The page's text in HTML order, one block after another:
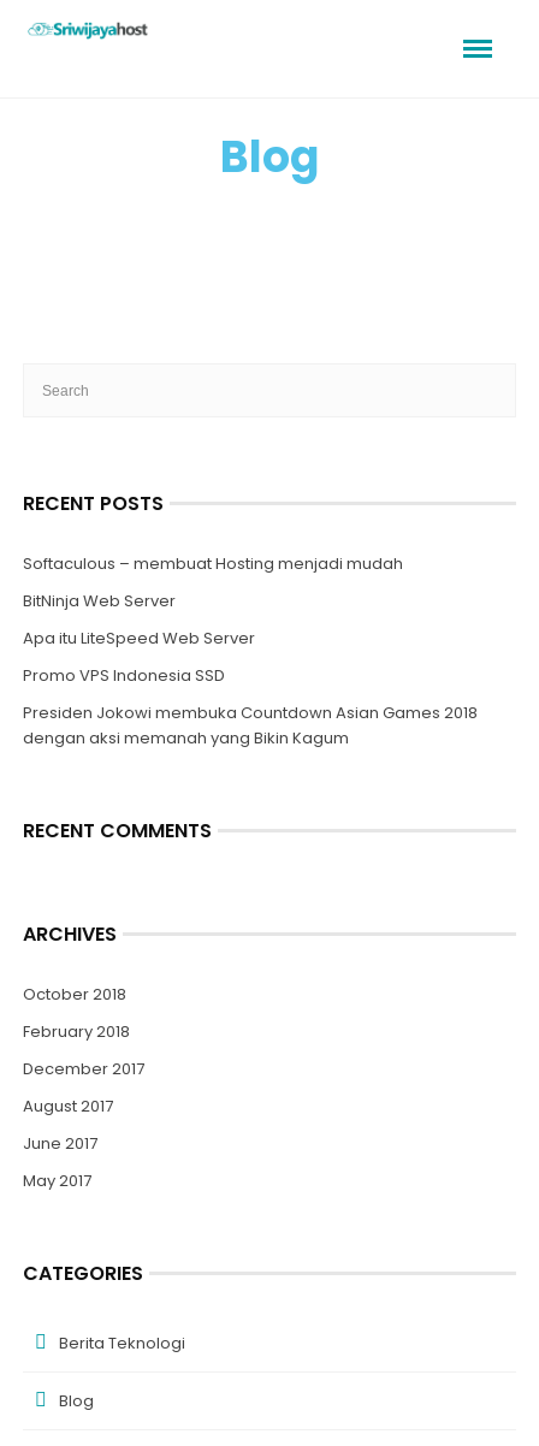
Blog
RECENT POSTS
Softaculous – membuat Hosting menjadi mudah
BitNinja Web Server
Apa itu LiteSpeed Web Server
Promo VPS Indonesia SSD
Presiden Jokowi membuka Countdown Asian Games 2018
dengan aksi memanah yang Bikin Kagum
RECENT COMMENTS
ARCHIVES
October 2018
February 2018
December 2017
August 2017
June 2017
May 2017
CATEGORIES
Berita Teknologi
Blog